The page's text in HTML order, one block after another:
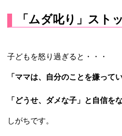
「ムダ叱り」スト
子どもを怒り過ぎると・・・
「ママは、自分のことを嫌って
「どうせ、ダメな子」と自信を
しがちです。